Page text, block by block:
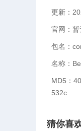
更新：
官网：暂
包名：
名称：
MD5：
532c
猜你喜